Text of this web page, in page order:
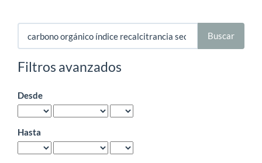
Buscar
artículos
por
Filtros avanzados
Desde
Hasta